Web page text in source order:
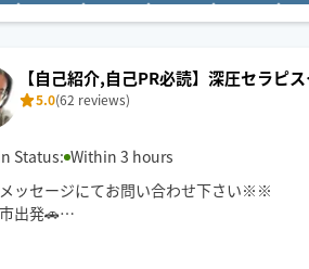
舗での勤務もあり、施術中は返信や承諾が遅
ますのでご了承ください🙇
【自己紹介,自己PR必読】深圧セラピ
🧘‍♀️Haru🌿‬
5.0(62 reviews)
Status: Within 3 hours
ッセージにてお問い合わせ下さい※※
出発🚗